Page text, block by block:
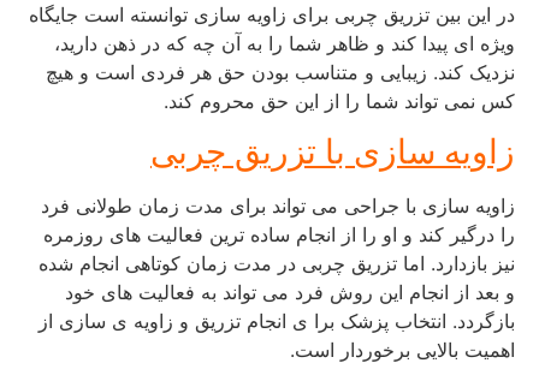
در این بین تزریق چربی برای زاویه سازی توانسته است جایگاه
ویژه ای پیدا کند و ظاهر شما را به آن چه که در ذهن دارید،
نزدیک کند. زیبایی و متناسب بودن حق هر فردی است و هیچ
کس نمی تواند شما را از این حق محروم کند.
زاویه سازی با تزریق چربی
زاویه سازی با جراحی می تواند برای مدت زمان طولانی فرد
را درگیر کند و او را از انجام ساده ترین فعالیت های روزمره
نیز بازدارد. اما تزریق چربی در مدت زمان کوتاهی انجام شده
و بعد از انجام این روش فرد می تواند به فعالیت های خود
بازگردد. انتخاب پزشک برا ی انجام تزریق و زاویه ی سازی از
اهمیت بالایی برخوردار است.